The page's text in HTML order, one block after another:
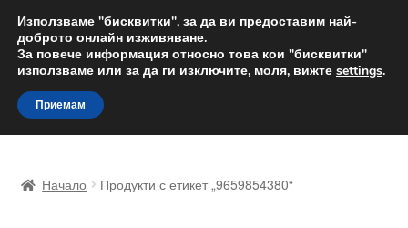
ДОСТАВКА от 12 лв.
Доставка по целия свят
Skip
to
navigation
Skip
to
content
Доставка по целия свят
Начало Продукти с етикет „9659854380“
Използваме "бисквитки", за да ви предоставим най-
доброто онлайн изживяване.
За повече информация относно това кои "бисквитки"
използваме или за да ги изключите, моля, вижте settings.
Приемам